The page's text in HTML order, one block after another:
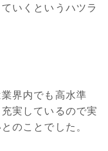
いくというハツラ
界内でも高水準
実しているので実
のことでした。